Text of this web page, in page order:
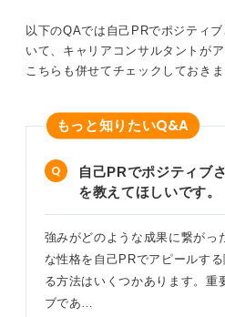
会社にとってそういった存在は
チベーションを上げることので
楽観的であること、すなわち会
るという部分を具体的なエピソ
0
過しましょう。提出前に必見のNG
以下のQAでは自己PRでポジティ
いて、キャリアコンサルタントが
こちらも併せてチェックしておきま
もっと知りたいQ&A
自己PRでポジティブ
を教えてほしいです。
強みがどのような成果に繋がっ
な性格を自己PRでアピールす
る方法はいくつかあります。重
ブであ…